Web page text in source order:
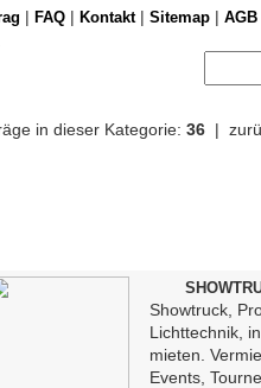
| FAQ | Kontakt| Sitemap | AGB
in dieser Kategorie: 36 |
Showtruck,
Lichttechnik,
mieten.
Events,